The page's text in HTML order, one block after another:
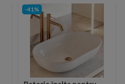
-41%